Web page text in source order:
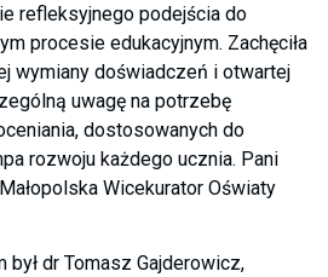
refleksyjnego podejścia do
procesie edukacyjnym. Zachęciła
wymiany doświadczeń i otwartej
uwagę na potrzebę
dostosowanych do
rozwoju każdego ucznia. Pani
Wicekurator Oświaty
dr Tomasz Gajderowicz,